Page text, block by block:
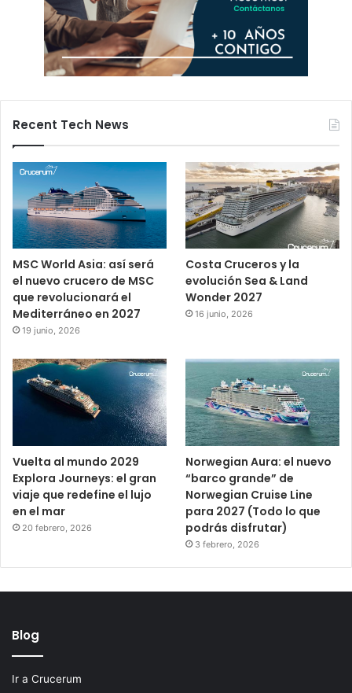
Recent Tech News
MSC World Asia: así será
el nuevo crucero de MSC
que revolucionará el
Mediterráneo en 2027
19 junio, 2026
Costa Cruceros y la
evolución Sea & Land
Wonder 2027
16 junio, 2026
Vuelta al mundo 2029
Explora Journeys: el gran
viaje que redefine el lujo
en el mar
20 febrero, 2026
Norwegian Aura: el nuevo
“barco grande” de
Norwegian Cruise Line
para 2027 (Todo lo que
podrás disfrutar)
3 febrero, 2026
Blog
Ir a Crucerum